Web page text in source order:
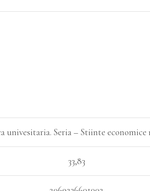
univesitaria. Seria – Stiinte economice
33,83